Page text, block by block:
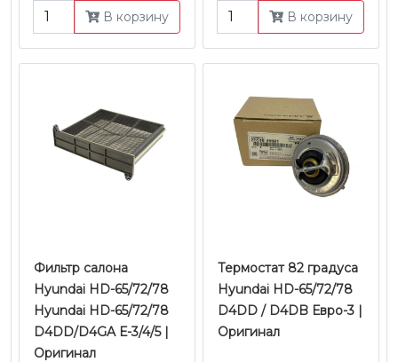
В корзину В корзину
Фильтр салона
Hyundai HD-65/72/78
Hyundai HD-65/72/78
D4DD/D4GA Е-3/4/5 |
Оригинал
Термостат 82 градуса
Hyundai HD-65/72/78
D4DD / D4DB Евро-3 |
Оригинал